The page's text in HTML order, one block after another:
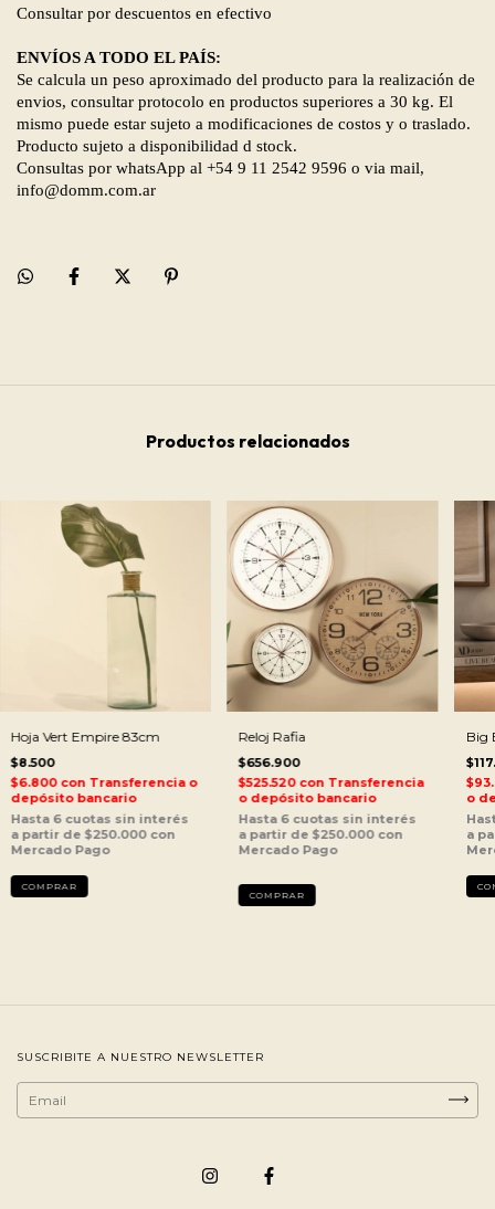
Consultar por descuentos en efectivo
ENVÍOS A TODO EL PAÍS:
Se calcula un peso aproximado del producto para la realización de
envios, consultar protocolo en productos superiores a 30 kg. El
mismo puede estar sujeto a modificaciones de costos y o traslado.
Producto sujeto a disponibilidad d stock.
Consultas por whatsApp al +54 9 11 2542 9596 o via mail,
info@domm.com.ar
Productos relacionados
Hoja Vert Empire 83cm
$8.500
$6.800 con Transferencia o
depósito bancario
Reloj Rafia
$656.900
$525.520 con Transferencia
o depósito bancario
Big
o
SUSCRIBITE A NUESTRO NEWSLETTER